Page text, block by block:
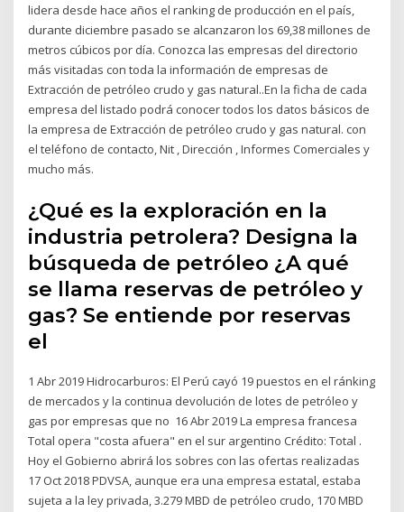
lidera desde hace años el ranking de producción en el país,
durante diciembre pasado se alcanzaron los 69,38 millones de
metros cúbicos por día. Conozca las empresas del directorio
más visitadas con toda la información de empresas de
Extracción de petróleo crudo y gas natural..En la ficha de cada
empresa del listado podrá conocer todos los datos básicos de
la empresa de Extracción de petróleo crudo y gas natural. con
el teléfono de contacto, Nit , Dirección , Informes Comerciales y
mucho más.
¿Qué es la exploración en la
industria petrolera? Designa la
búsqueda de petróleo ¿A qué
se llama reservas de petróleo y
gas? Se entiende por reservas
el
1 Abr 2019 Hidrocarburos: El Perú cayó 19 puestos en el ránking
de mercados y la continua devolución de lotes de petróleo y
gas por empresas que no 16 Abr 2019 La empresa francesa
Total opera "costa afuera" en el sur argentino Crédito: Total .
Hoy el Gobierno abrirá los sobres con las ofertas realizadas
17 Oct 2018 PDVSA, aunque era una empresa estatal, estaba
sujeta a la ley privada, 3.279 MBD de petróleo crudo, 170 MBD